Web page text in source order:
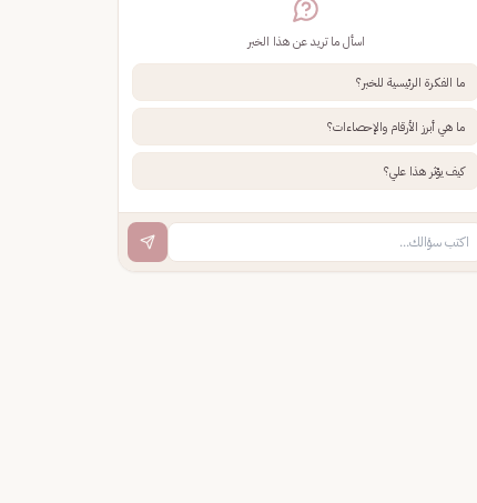
اسأل ما تريد عن هذا الخبر
ما الفكرة الرئيسية للخبر؟
ما هي أبرز الأرقام والإحصاءات؟
كيف يؤثر هذا علي؟